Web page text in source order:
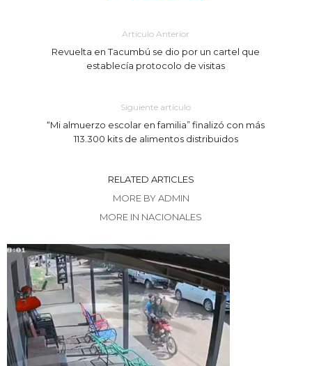
Artículo Anterior
Revuelta en Tacumbú se dio por un cartel que
establecía protocolo de visitas
Siguiente artículo
“Mi almuerzo escolar en familia” finalizó con más
113.300 kits de alimentos distribuidos
RELATED ARTICLES
MORE BY ADMIN
MORE IN NACIONALES